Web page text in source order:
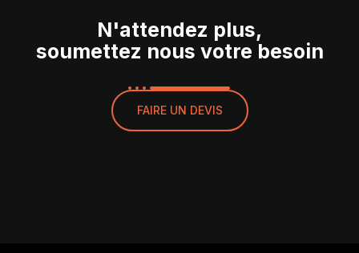
N'attendez plus,
soumettez nous votre besoin
FAIRE UN DEVIS